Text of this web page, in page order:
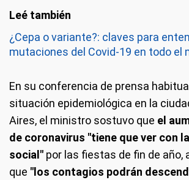
¿Cepa o variante?: claves para
mutaciones del Covid-19 en todo el
En su conferencia de prensa
situación epidemiológica en la
Aires, el ministro sostuvo que el
de coronavirus "tiene que ver con
social" por las fiestas de fin de año,
que "los contagios podrán